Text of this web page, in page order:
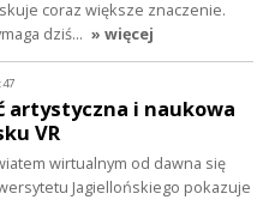
coraz większe znaczenie.
dziś… » więcej
artystyczna i naukowa
VR
wirtualnym od dawna się
Jagiellońskiego pokazuje